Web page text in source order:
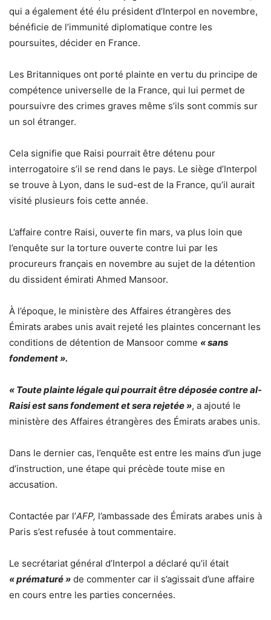
qui a également été élu président d’Interpol en novembre,
bénéficie de l’immunité diplomatique contre les
poursuites, décider en France.
Les Britanniques ont porté plainte en vertu du principe de
compétence universelle de la France, qui lui permet de
poursuivre des crimes graves même s’ils sont commis sur
un sol étranger.
Cela signifie que Raisi pourrait être détenu pour
interrogatoire s’il se rend dans le pays. Le siège d’Interpol
se trouve à Lyon, dans le sud-est de la France, qu’il aurait
visité plusieurs fois cette année.
L’affaire contre Raisi, ouverte fin mars, va plus loin que
l’enquête sur la torture ouverte contre lui par les
procureurs français en novembre au sujet de la détention
du dissident émirati Ahmed Mansoor.
À l’époque, le ministère des Affaires étrangères des
Émirats arabes unis avait rejeté les plaintes concernant les
conditions de détention de Mansoor comme « sans
fondement ».
« Toute plainte légale qui pourrait être déposée contre al-
Raisi est sans fondement et sera rejetée », a ajouté le
ministère des Affaires étrangères des Émirats arabes unis.
Dans le dernier cas, l’enquête est entre les mains d’un juge
d’instruction, une étape qui précède toute mise en
accusation.
Contactée par l’AFP, l’ambassade des Émirats arabes unis à
Paris s’est refusée à tout commentaire.
Le secrétariat général d’Interpol a déclaré qu’il était
« prématuré » de commenter car il s’agissait d’une affaire
en cours entre les parties concernées.